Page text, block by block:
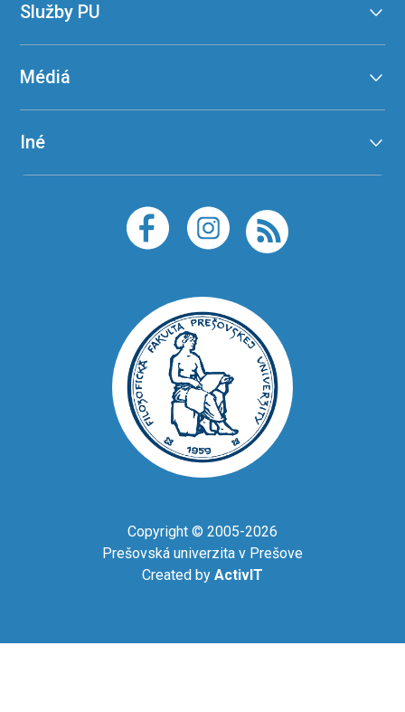
Služby PU
Médiá
Iné
Copyright © 2005-2026
Prešovská univerzita v Prešove
Created by ActivIT